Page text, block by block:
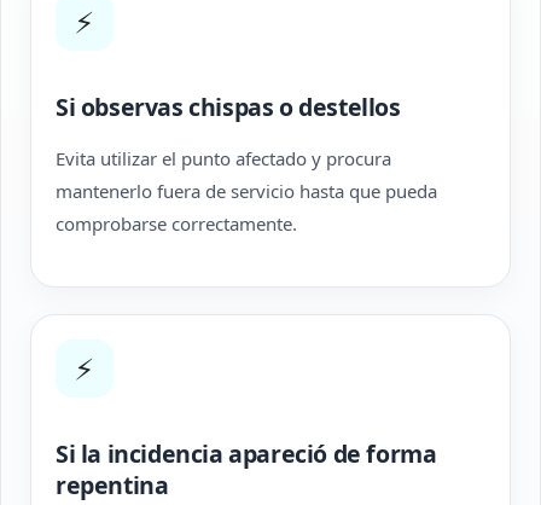
⚡
Si observas chispas o destellos
Evita utilizar el punto afectado y procura
mantenerlo fuera de servicio hasta que pueda
comprobarse correctamente.
⚡
Si la incidencia apareció de forma
repentina